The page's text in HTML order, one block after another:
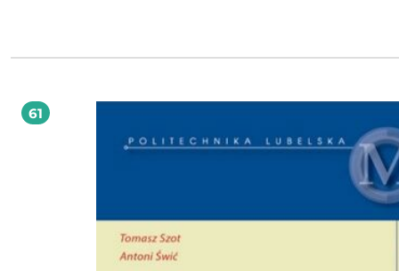
pośrednie silnika oraz stopniową eliminację jego wad, które doprowadziły do
61